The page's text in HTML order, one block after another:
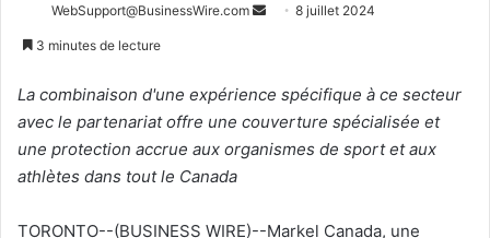
WebSupport@BusinessWire.com
Envoyer8 juillet 2024
3 minutes de lecture
La combinaison d'une expérience spécifique à ce secteur
avec le partenariat offre une couverture spécialisée et
une protection accrue aux organismes de sport et aux
athlètes dans tout le Canada
TORONTO--(BUSINESS WIRE)--Markel Canada, une